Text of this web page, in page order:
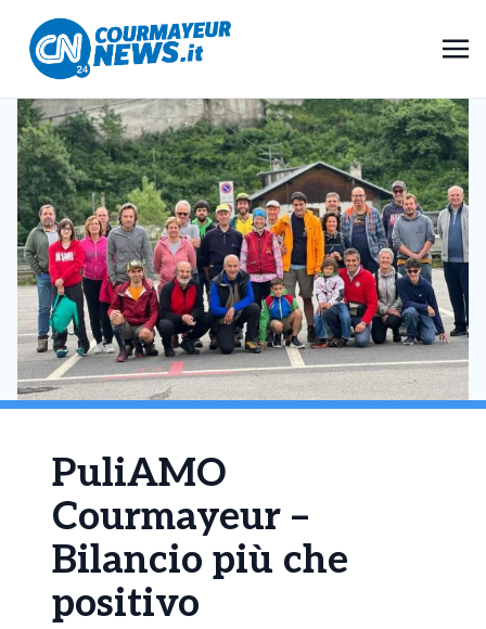
PuliAMO
Courmayeur –
Bilancio più che
positivo